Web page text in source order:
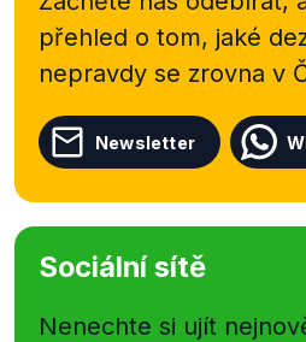
přehled o tom, jaké
nepravdy se zrovna v
Newsletter
Sociální sítě
Nenechte si ujít